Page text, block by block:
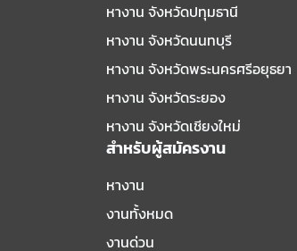
หางาน จังหวัดปทุมธานี
หางาน จังหวัดนนทบุรี
หางาน จังหวัดพระนครศรีอยุธยา
หางาน จังหวัดระยอง
หางาน จังหวัดเชียงใหม่
สำหรับผู้สมัครงาน
หางาน
งานทั้งหมด
งานด่วน